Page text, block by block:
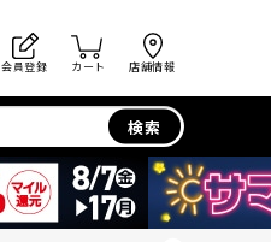
会員登録 カート 店舗情報
検索